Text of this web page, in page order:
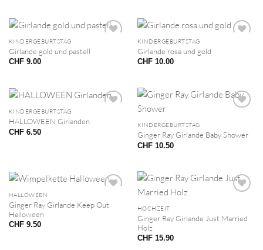
KINDERGEBURTSTAG
Girlande gold und pastell
CHF9.00
KINDERGEBURTSTAG
Girlande rosa und gold
CHF10.00
KINDERGEBURTSTAG
HALLOWEEN Girlanden
CHF6.50
KINDERGEBURTSTAG
Ginger Ray Girlande Baby Shower
CHF10.50
HALLOWEEN
Ginger Ray Girlande Keep Out
Halloween
CHF9.50
HOCHZEIT
Ginger Ray Girlande Just Married
Holz
CHF15.90